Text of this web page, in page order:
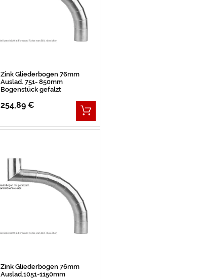
Zink Gliederbogen 76mm
Auslad. 751- 850mm
Bogenstück gefalzt
254,89 €
Zink Gliederbogen 76mm
Auslad.1051-1150mm